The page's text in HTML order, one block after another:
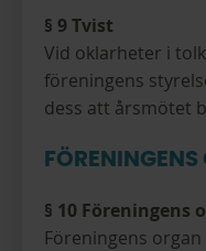
§ 9 Tvist
Vid oklarheter i
föreningens
dess att årsmötet
FÖRENINGENS
§ 10 Föreningens
Föreningens organ